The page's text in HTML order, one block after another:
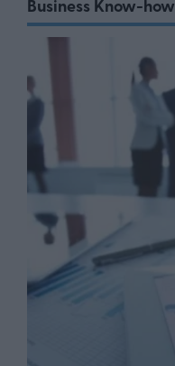
Business Know-how